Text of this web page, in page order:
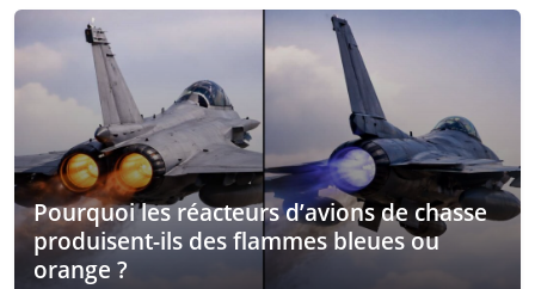
Pourquoi les réacteurs d’avions de chasse
produisent-ils des flammes bleues ou
orange ?